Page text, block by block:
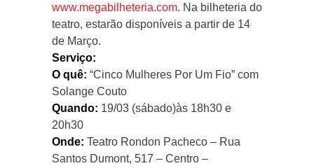
www.megabilheteria.com. Na bilheteria do
teatro, estarão disponíveis a partir de 14
de Março.
Serviço:
O quê: “Cinco Mulheres Por Um Fio” com
Solange Couto
Quando: 19/03 (sábado)às 18h30 e
20h30
Onde: Teatro Rondon Pacheco – Rua
Santos Dumont, 517 – Centro –